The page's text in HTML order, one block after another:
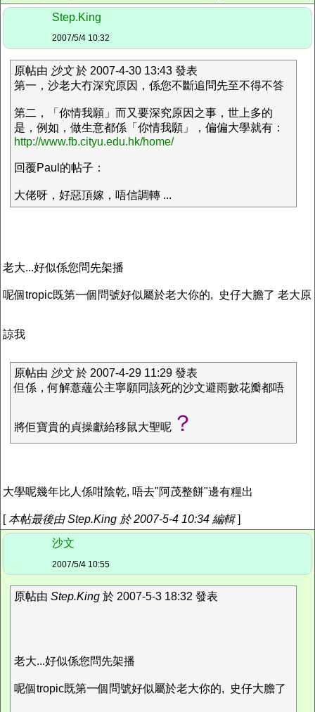
Step.King
2007/5/4 10:32
原帖由 沙文於 2007-4-30 13:43 發表
第一，沙老大冇深究原因，係您不斷追問先至不得不答
第二，「你情我願」而又要深究原因之事，世上多的
是，例如，做生意都係「你情我願」，偏偏大學就有：
http://www.fb.cityu.edu.hk/home/
回覆Paul的帖子：
大佬呀，好惡頂嫁，唔信調轉 ...
老大...好似係您問先架播
呢個tropic既第一個問號好似屬於老大你的, 史仔大膽了 老大原
諒我
原帖由 沙文於 2007-4-29 11:29 發表
但係，何解薏蘊公主寧願同該死的沙文避雨數花瓣都唔
將佢寶貴的貞操獻給移鼠大聖呢 ？
大學呢幾年比人係咁陰乾, 唔去"阿茂整餅"邊有糧出
[本帖最後由 Step.King 於 2007-5-4 10:34 編輯]
沙文
2007/5/4 10:55
原帖由 Step.King 於 2007-5-3 18:32 發表
老大...好似係您問先架播
呢個tropic既第一個問號好似屬於老大你的, 史仔大膽了